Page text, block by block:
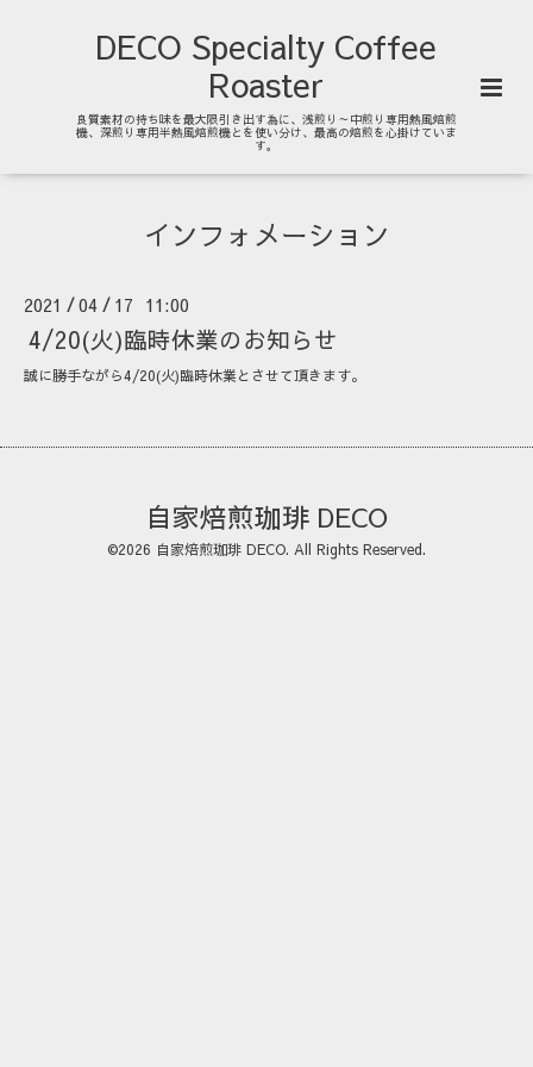
DECO Specialty Coffee
Roaster
良質素材の持ち味を最大限引き出す為に、浅煎り～中煎り専用熱風焙煎
機、深煎り専用半熱風焙煎機とを使い分け、最高の焙煎を心掛けていま
す。
インフォメーション
2021 /04 / 17 11:00
4/20(火)臨時休業のお知らせ
誠に勝手ながら4/20(火)臨時休業とさせて頂きます。
自家焙煎珈琲 DECO
©2026 自家焙煎珈琲 DECO. All Rights Reserved.